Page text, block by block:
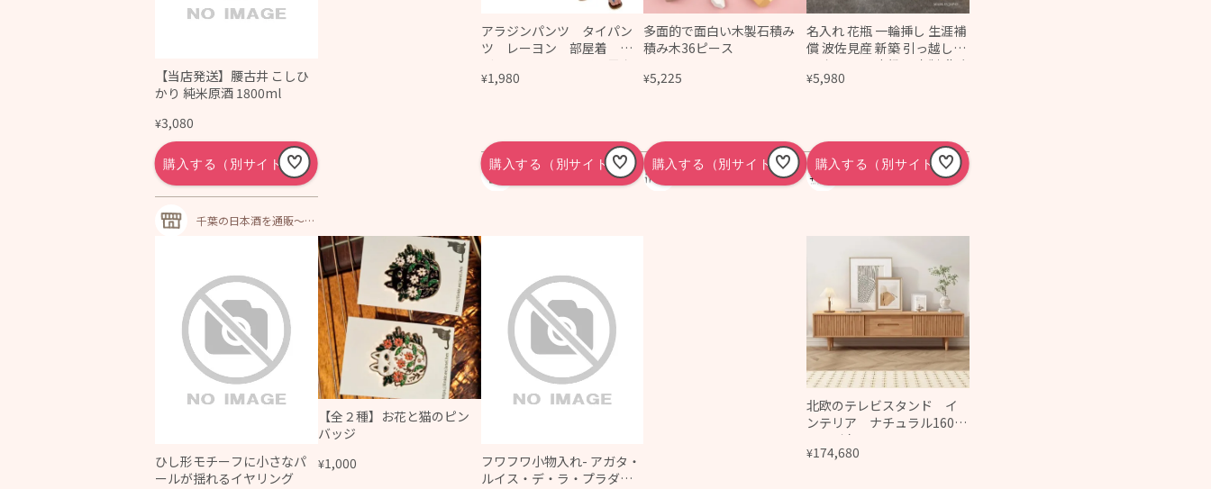
【当店発送】腰古井 こしひ
かり 純米原酒 1800ml
¥3,080
千葉の日本酒を通販～美
アラジンパンツ タイパン
ツ レーヨン 部屋着 ヨ
ガ タイマッサージ 男女
兼用 ウエスト２タイプ
¥1,980
ETHNIC TREE
多面的で面白い木製石積み
積み木36ピース
¥5,225
2歳からの可愛いおもち
ゃと雑貨のirotoi
名入れ 花瓶 一輪挿し 生涯補
償 波佐見産 新築 引っ越し祝
い おしゃれ 高級 日本製 北欧
風 コンパクト シンプル 飾り
¥5,980
名入れギフト専門店キョ
ウガキネン日
ひし形モチーフに小さなパ
ールが揺れるイヤリング
【全２種】お花と猫のピン
バッジ
¥1,000
フワフワ小物入れ- アガタ・
ルイス・デ・ラ・プラダ（P
北欧のテレビスタンド イ
ンテリア ナチュラル160㎝
テレビ台 スタイリッシ
ュリビングボード ラバー
¥174,680